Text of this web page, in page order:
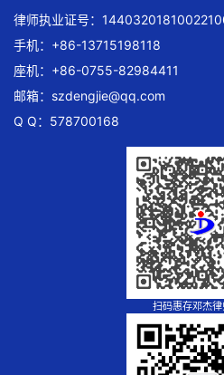
律师执业证号：
手机：+86-13715198118
座机：+86-0755-82984411
邮箱： szdengjie@qq.com
Q Q：578700168
扫码惠存邓杰律